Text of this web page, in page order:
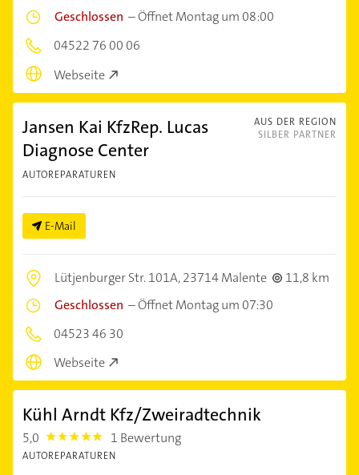
Geschlossen –Öffnet Montag um 08:00
04522 76 00 06
Webseite
AUS DER REGION
SILBER PARTNER
Jansen Kai KfzRep. Lucas
Diagnose Center
AUTOREPARATUREN
E-Mail
Lütjenburger Str. 101A,23714 Malente
11,8 km
Geschlossen –Öffnet Montag um 07:30
04523 46 30
Webseite
Kühl Arndt Kfz/Zweiradtechnik
5,0 5.0 1 Bewertung
AUTOREPARATUREN